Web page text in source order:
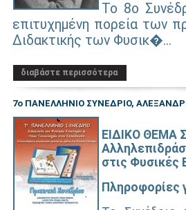
Το 8ο
επιτυχημένη πορεία των
Διδακτικής των Φυσικ�...
διαβάστε περισσότερα
7ο ΠΑΝΕΛΛΗΝΙΟ ΣΥΝΕΔΡΙΟ,
ΕΙΔΙΚΟ ΘΕΜΑ
στις Φυσικές
Πληροφορίες